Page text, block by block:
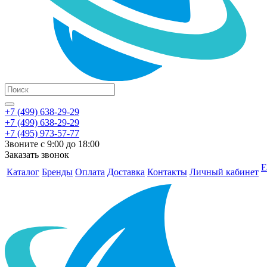
+7 (499) 638-29-29
+7 (499) 638-29-29
+7 (495) 973-57-77
Звоните с 9:00 до 18:00
Заказать звонок
Каталог Бренды Оплата Доставка Контакты Личный кабинет